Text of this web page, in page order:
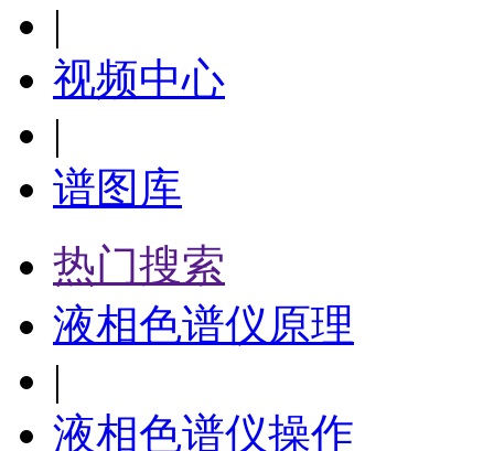
|
视频中心
|
谱图库
热门搜索
液相色谱仪原理
|
液相色谱仪操作